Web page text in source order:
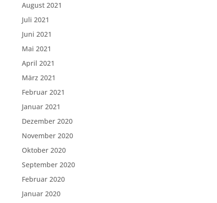
August 2021
Juli 2021
Juni 2021
Mai 2021
April 2021
März 2021
Februar 2021
Januar 2021
Dezember 2020
November 2020
Oktober 2020
September 2020
Februar 2020
Januar 2020